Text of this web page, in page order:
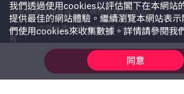
線上查詢
中原地產代理有限公司 牌照號碼 C-000227
@ 2026 中原地產代理有限公司 Centaline Property
有
私隱政策聲明 免責聲明
我們透過使用cookies以評估閣下在本網站
提供最佳的網站體驗。繼續瀏覽本網站表
們使用cookies來收集數據。詳情請參閱我
同意